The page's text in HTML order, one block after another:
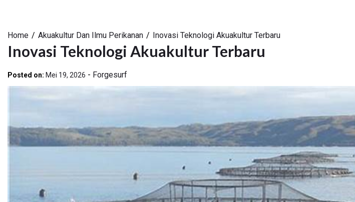
Home Akuakultur Dan Ilmu Perikanan Inovasi Teknologi Akuakultur Terbaru
Inovasi Teknologi Akuakultur Terbaru
Posted on: Mei 19, 2026 - Forgesurf